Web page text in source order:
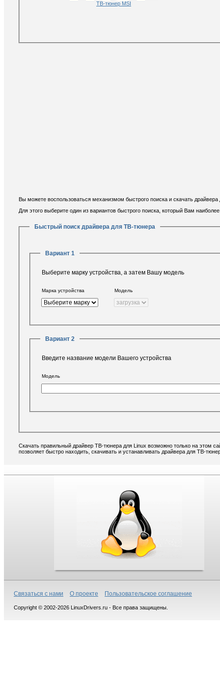
ТВ-тюнер MSI
Вы можете воспользоваться механизмом быстрого поиска и скачать
Для этого выберите один из вариантов быстрого поиска, который Вам
Быстрый поиск драйвера для ТВ-тюнера
Вариант 1
Выберите марку устройства, а затем Вашу модель
Марка устройства Модель
Вариант 2
Введите название модели Вашего устройства
Модель
Скачать правильный драйвер ТВ-тюнера для Linux возможно только на этом
позволяет быстро находить, скачивать и устанавливать драйвера для ТВ-
Связаться с нами О проекте Пользовательское соглашение
Copyright © 2002-2026 LinuxDrivers.ru - Все права защищены.